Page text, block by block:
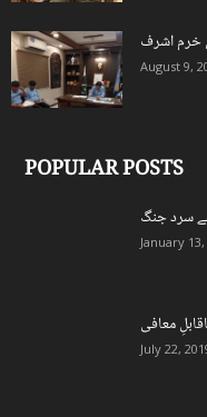
August 9,
POPULAR POSTS
سرد جنگ
January 13,
July 22,